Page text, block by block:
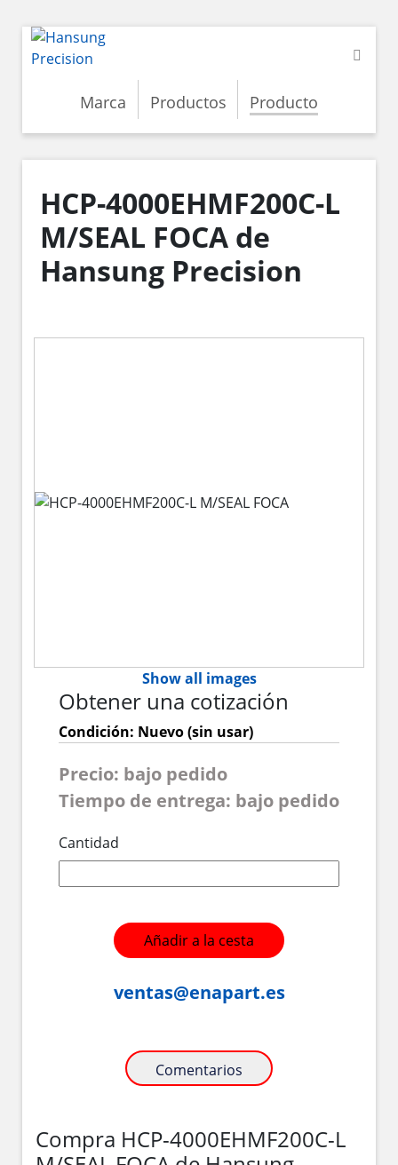
Marca Productos Producto
HCP-4000EHMF200C-L
M/SEAL FOCA de
Hansung Precision
Show all images
Obtener una cotización
Condición: Nuevo (sin usar)
Precio: bajo pedido
Tiempo de entrega: bajo pedido
Cantidad
Añadir a la cesta
ventas@enapart.es
Comentarios
Compra HCP-4000EHMF200C-L